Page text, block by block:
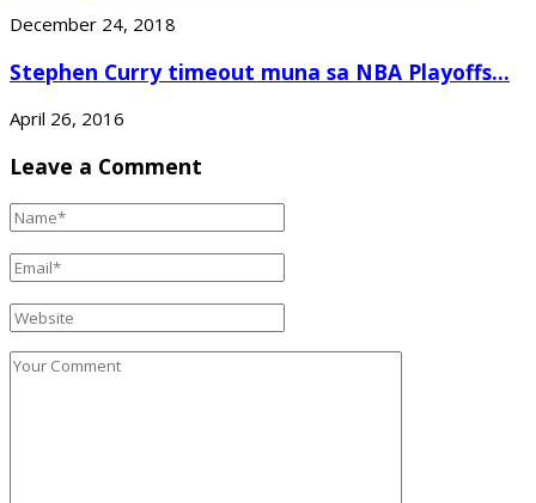
December 24, 2018
Stephen Curry timeout muna sa NBA Playoffs...
April 26, 2016
Leave a Comment